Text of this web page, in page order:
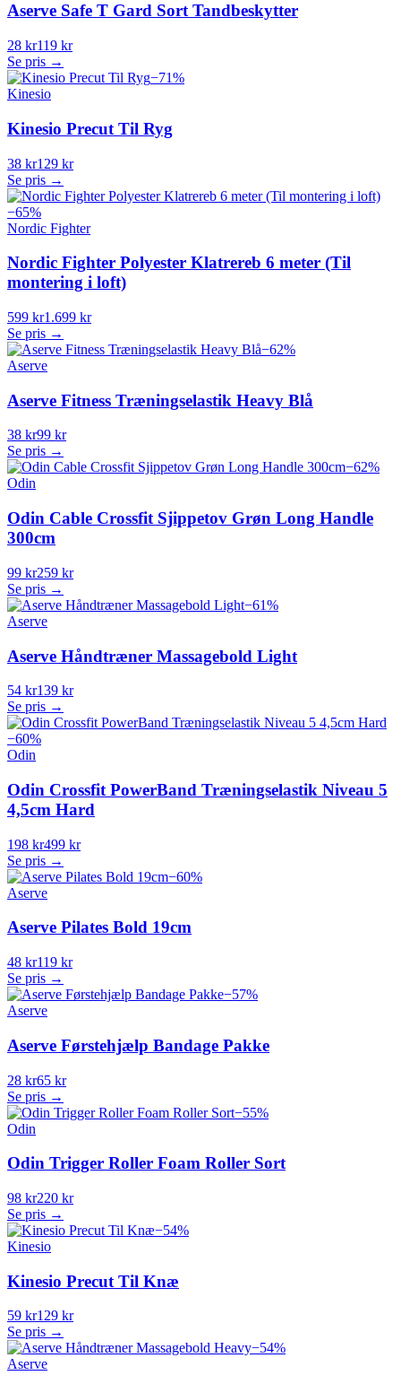
Aserve Safe T Gard Sort Tandbeskytter
28 kr119 kr
Se pris →
−71%
Kinesio
Kinesio Precut Til Ryg
38 kr129 kr
Se pris →
−65%
Nordic Fighter
Nordic Fighter Polyester Klatrereb 6 meter (Til
montering i loft)
599 kr1.699 kr
Se pris →
−62%
Aserve
Aserve Fitness Træningselastik Heavy Blå
38 kr99 kr
Se pris →
−62%
Odin
Odin Cable Crossfit Sjippetov Grøn Long Handle
300cm
99 kr259 kr
Se pris →
−61%
Aserve
Aserve Håndtræner Massagebold Light
54 kr139 kr
Se pris →
−60%
Odin
Odin Crossfit PowerBand Træningselastik Niveau 5
4,5cm Hard
198 kr499 kr
Se pris →
−60%
Aserve
Aserve Pilates Bold 19cm
48 kr119 kr
Se pris →
−57%
Aserve
Aserve Førstehjælp Bandage Pakke
28 kr65 kr
Se pris →
−55%
Odin
Odin Trigger Roller Foam Roller Sort
98 kr220 kr
Se pris →
−54%
Kinesio
Kinesio Precut Til Knæ
59 kr129 kr
Se pris →
−54%
Aserve